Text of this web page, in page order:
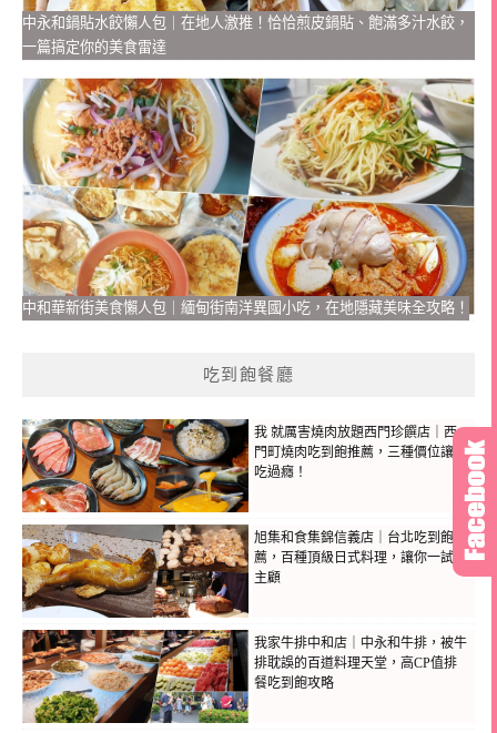
中永和鍋貼水餃懶人包｜在地人激推！恰恰煎皮鍋貼、飽滿多汁水餃，
一篇搞定你的美食雷達
中和華新街美食懶人包｜緬甸街南洋異國小吃，在地隱藏美味全攻略！
吃到飽餐廳
我 就厲害燒肉放題西門珍饌店｜西
門町燒肉吃到飽推薦，三種價位讓你
吃過癮！
旭集和食集錦信義店｜台北吃到飽推
薦，百種頂級日式料理，讓你一試成
主顧
我家牛排中和店｜中永和牛排，被牛
排耽誤的百道料理天堂，高CP值排
餐吃到飽攻略